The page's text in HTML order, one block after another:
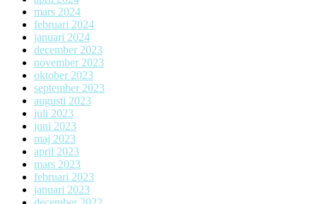
mars 2024
februari 2024
januari 2024
december 2023
november 2023
oktober 2023
september 2023
augusti 2023
juli 2023
juni 2023
maj 2023
april 2023
mars 2023
februari 2023
januari 2023